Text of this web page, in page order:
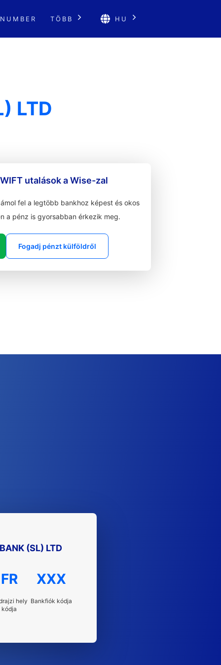
TÖBB HU
LTD
utalások a Wise-zal
fel a legtöbb bankhoz képest és okos
a pénz is gyorsabban érkezik meg.
Fogadj pénzt külföldről
(SL) LTD
FR
hely
kódja
XXX
Bankfiók kódja